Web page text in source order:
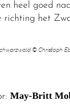
heel goed
richting het
© Christoph
May-Britt